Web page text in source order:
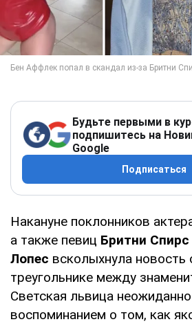
Будьте первыми в
подпишитесь на
Google
Подписаться
Накануне поклонников
а также певиц Бритни
Лопес всколыхнула
треугольнике между
Светская львица
воспоминанием о том, как